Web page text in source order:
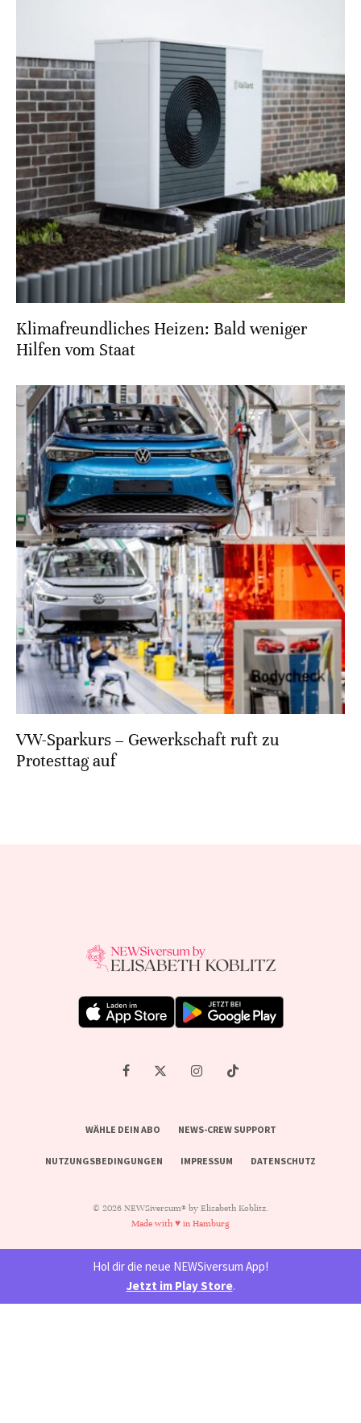
Klimafreundliches Heizen: Bald weniger
Hilfen vom Staat
VW-Sparkurs – Gewerkschaft ruft zu
Protesttag auf
WÄHLE DEIN ABO NEWS-CREW SUPPORT
NUTZUNGSBEDINGUNGEN IMPRESSUM DATENSCHUTZ
© 2026 NEWSiversum® by Elisabeth Koblitz.
Made with ♥ in Hamburg
Hol dir die neue NEWSiversum App!
Jetzt im Play Store.